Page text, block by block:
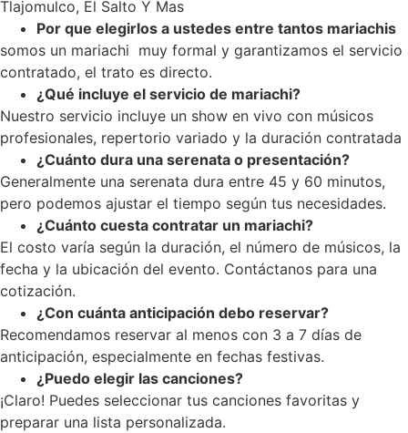
Tlajomulco, El Salto Y Mas
Por que elegirlos a ustedes entre tantos mariachis
somos un mariachi muy formal y garantizamos el servicio
contratado, el trato es directo.
¿Qué incluye el servicio de mariachi?
Nuestro servicio incluye un show en vivo con músicos
profesionales, repertorio variado y la duración contratada
¿Cuánto dura una serenata o presentación?
Generalmente una serenata dura entre 45 y 60 minutos,
pero podemos ajustar el tiempo según tus necesidades.
¿Cuánto cuesta contratar un mariachi?
El costo varía según la duración, el número de músicos, la
fecha y la ubicación del evento. Contáctanos para una
cotización.
¿Con cuánta anticipación debo reservar?
Recomendamos reservar al menos con 3 a 7 días de
anticipación, especialmente en fechas festivas.
¿Puedo elegir las canciones?
¡Claro! Puedes seleccionar tus canciones favoritas y
preparar una lista personalizada.